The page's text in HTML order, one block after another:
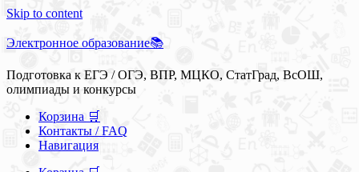
Skip to content
Электронное образование📚
Подготовка к ЕГЭ / ОГЭ, ВПР, МЦКО, СтатГрад, ВсОШ,
олимпиады и конкурсы
Корзина 🛒
Контакты / FAQ
Навигация